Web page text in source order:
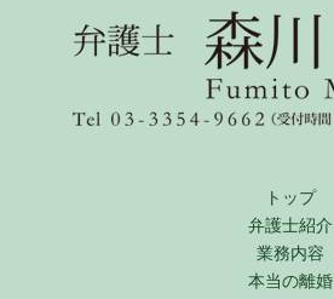
トップ
弁護士紹介
業務内容
本当の離婚